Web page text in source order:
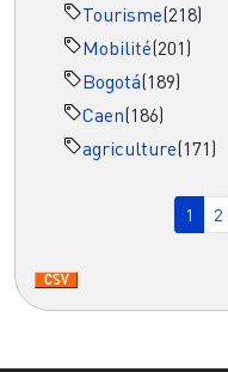
Tourisme(218)
Mobilité(201)
Bogotá(189)
Caen(186)
agriculture(171)
Page
1 2